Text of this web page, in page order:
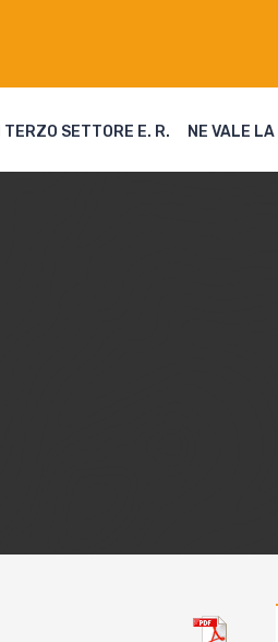
TERZO SETTORE E. R. NE VALE